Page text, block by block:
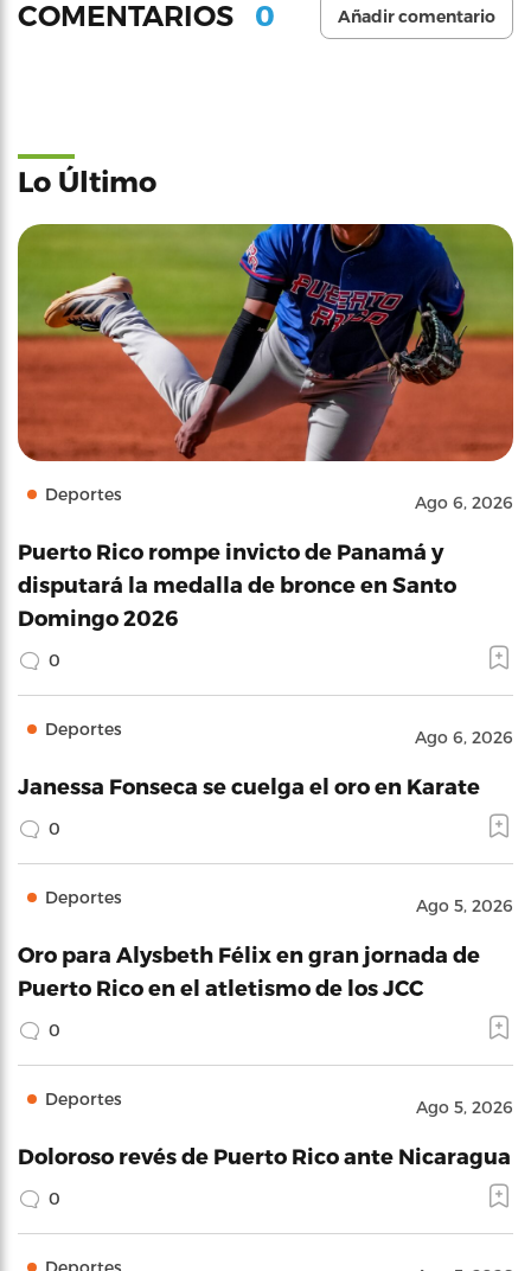
COMENTARIOS 0 Añadir comentario
Lo Último
Deportes Ago 6, 2026
Puerto Rico rompe invicto de Panamá y
disputará la medalla de bronce en Santo
Domingo 2026
0
Deportes Ago 6, 2026
Janessa Fonseca se cuelga el oro en Karate
0
Deportes Ago 5, 2026
Oro para Alysbeth Félix en gran jornada de
Puerto Rico en el atletismo de los JCC
0
Deportes Ago 5, 2026
Doloroso revés de Puerto Rico ante Nicaragua
0
Deportes